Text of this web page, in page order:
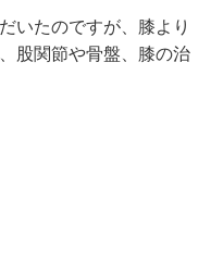
いたのですが、膝より
股関節や骨盤、膝の治